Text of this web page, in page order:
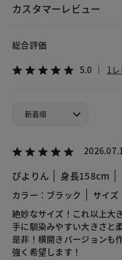
カスタマーレビュー
総合評価
5.0 1
ぴよりん 身長158cm
カラー：ブラック
サイズ
絶妙なサイズ！これ以上大
手に馴染みやすい大きさと
是非！横開きバージョンも
強く希望します！